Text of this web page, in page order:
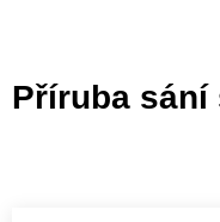
Příruba sání